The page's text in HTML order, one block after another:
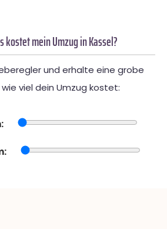
kostet mein Umzug in Kassel?
und erhalte eine grobe
viel dein Umzug kostet: